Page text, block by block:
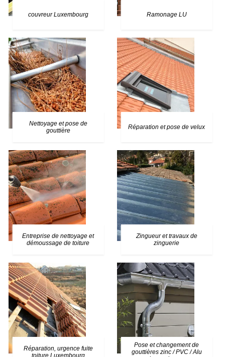
couvreur Luxembourg Ramonage LU
Nettoyage et pose de
gouttière
Réparation et pose de velux
Entreprise de nettoyage et
démoussage de toiture
Zingueur et travaux de
zinguerie
Réparation, urgence fuite
toiture Luxembourg
Pose et changement de
gouttières zinc / PVC / Alu